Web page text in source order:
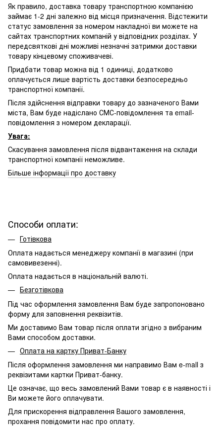
Як правило, доставка товару транспортною компанією
займає 1-2 дні залежно від місця призначення. Відстежити
статус замовлення за номером накладної ви можете на
сайтах транспортних компаній у відповідних розділах. У
передсвяткові дні можливі незначні затримки доставки
товару кінцевому споживачеві.
Придбати товар можна від 1 одиниці, додатково
оплачується лише вартість доставки безпосередньо
транспортної компанії.
Після здійснення відправки товару до зазначеного Вами
міста, Вам буде надіслано СМС-повідомлення та email-
повідомлення з номером декларації.
Увага:
Скасування замовлення після відвантаження на склади
транспортної компанії неможливе.
Більше інформації про доставку
Способи оплати:
Готівкова
Оплата надається менеджеру компанії в магазині (при
самовивезенні).
Оплата надається в національній валюті.
Безготівкова
Під час оформлення замовлення Вам буде запропоновано
форму для заповнення реквізитів.
Ми доставимо Вам товар після оплати згідно з вибраним
Вами способом доставки.
Оплата на картку Приват-Банку
Після оформлення замовлення ми направимо Вам e-mall з
реквізитами картки Приват-банку.
Це означає, що весь замовлений Вами товар є в наявності і
Ви можете його оплачувати.
Для прискорення відправлення Вашого замовлення,
прохання повідомити нас про оплату.